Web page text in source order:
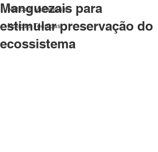
Notícias Municipais
Notícias Técnicas
Manguezais para
estimular preservação do
ecossistema